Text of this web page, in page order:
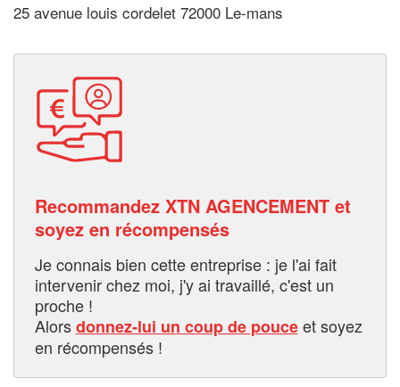
25 avenue louis cordelet 72000 Le-mans
Recommandez XTN AGENCEMENT et
soyez en récompensés
Je connais bien cette entreprise : je l'ai fait
intervenir chez moi, j'y ai travaillé, c'est un
proche !
Alorsdonnez-lui un coup de pouceet soyez
en récompensés !